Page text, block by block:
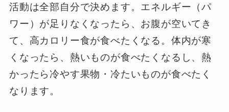
活動は全部自分で決めます。エネルギー（パ
ワー）が足りなくなったら、お腹が空いてき
て、高カロリー食が食べたくなる。体内が寒
くなったら、熱いものが食べたくなるし、熱
かったら冷やす果物・冷たいものが食べたく
なります。